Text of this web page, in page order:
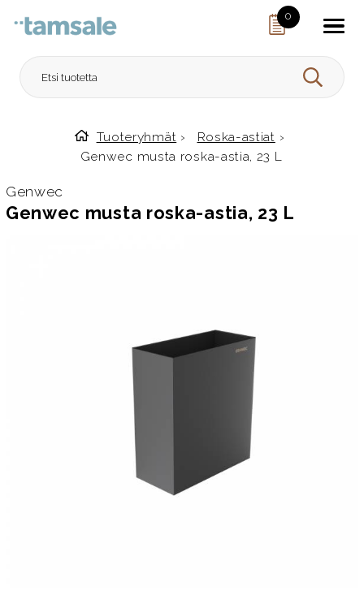
0
HAE
Etusivulle
Tuoteryhmät › Roska-astiat ›
Genwec musta roska-astia, 23 L
Genwec
Genwec musta roska-astia, 23 L